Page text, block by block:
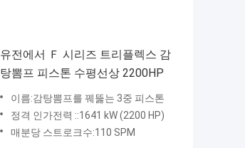
유전에서 Ｆ 시리즈 트리플렉스 감
탕뽐프 피스톤 수평선상 2200HP
이름:감탕뽐프를 꿰뚫는 3중 피스톤
정격 인가전력 ::1641 kW (2200 HP)
매분당 스트로크수:110 SPM